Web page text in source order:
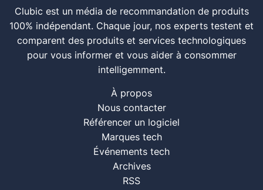
Clubic est un média de recommandation de produits
100% indépendant. Chaque jour, nos experts testent et
comparent des produits et services technologiques
pour vous informer et vous aider à consommer
intelligemment.
À propos
Nous contacter
Référencer un logiciel
Marques tech
Événements tech
Archives
RSS